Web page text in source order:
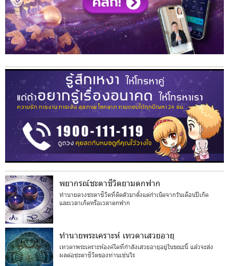
พยากรณ์ชะตาชีวิตยามตกฟาก
ทำนายดวงชะตาชีวิตที่ติดตัวมาตั้งแต่กำเนิดจากวันเดือนปีเกิด
และเวลาเกิดหรือเวลาตกฟาก
ทำนายพระเคราะห์ เทวดาเสวยอายุ
เทวดาพระเคราะห์องค์ใดที่กำลังเสวยอายุอยู่ในขณะนี้ แล้วจะส่ง
ผลต่อชะตาชีวิตของท่านเช่นไร